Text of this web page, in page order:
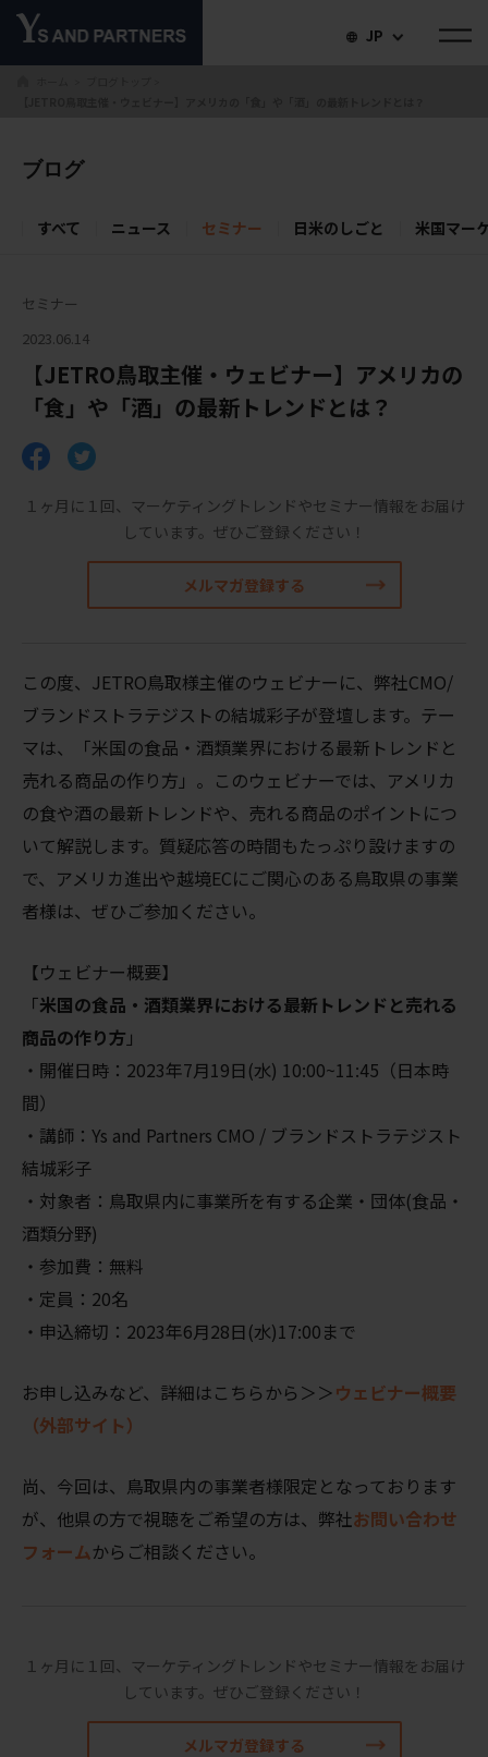
JP
ブログ
すべて ニュース セミナー 日米のしごと 米国マー
セミナー
2023.06.14
【JETRO鳥取主催・ウェビナー】アメリカの
「食」や「酒」の最新トレンドとは？
１ヶ月に１回、マーケティングトレンドやセミナー情報をお届け
しています。 ぜひご登録ください！
メルマガ登録する
この度、JETRO鳥取様主催のウェビナーに、弊社CMO/
ブランドストラテジストの結城彩子が登壇します。テー
マは、「米国の食品・酒類業界における最新トレンドと
売れる商品の作り方」。このウェビナーでは、アメリカ
の食や酒の最新トレンドや、売れる商品のポイントにつ
いて解説します。質疑応答の時間もたっぷり設けますの
で、アメリカ進出や越境ECにご関心のある鳥取県の事業
者様は、ぜひご参加ください。
【ウェビナー概要】
「米国の食品・酒類業界における最新トレンドと売れる
商品の作り方 」
・開催日時：2023年7月19日(水) 10:00~11:45（日本時
間）
・講師：Ys and Partners CMO / ブランドストラテジスト
結城彩子
・対象者：鳥取県内に事業所を有する企業・団体(食品・
酒類分野)
・参加費：無料
・定員：20名
・申込締切：2023年6月28日(水)17:00まで
お申し込みなど、詳細はこちらから＞＞ウェビナー概要
（外部サイト）
尚、今回は、鳥取県内の事業者様限定となっております
が、他県の方で視聴をご希望の方は、弊社お問い合わせ
フォームからご相談ください。
１ヶ月に１回、マーケティングトレンドやセミナー情報をお届け
しています。 ぜひご登録ください！
メルマガ登録する